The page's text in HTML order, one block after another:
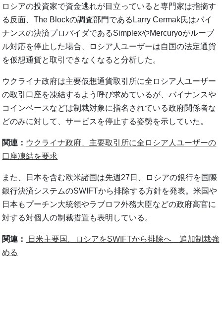
ロシアの投資家で資金逃れが目立っていると専門家は指摘す
る反面、The Blockの調査部門であるLarry Cermak氏はバイ
ナンスの決済プロバイダであるSimplexやMercuryoがルーブ
ル対応を停止した場合、ロシア人ユーザーは自国の法定通貨
を仮想通貨と取引できなくなると分析した。
ウクライナ政府は主要仮想通貨取引所に全ロシア人ユーザー
の取引口座を凍結するよう呼び求めているが、バイナンスや
コインベースなどは制裁対象に指名されている政府関係者な
どのみに対して、サービスを停止する姿勢を示していた。
関連： ウクライナ政府、主要取引所に全ロシア人ユーザーの
口座凍結を要求
また、日本を含む欧米諸国は先週27日、ロシアの銀行を国際
銀行決済システムのSWIFTから排除する方針を発表。米国や
日本もプーチン大統領やラブロフ外務大臣などの政府高官に
対する対個人の制裁措置も表明している。
関連：
日米主要国、ロシアをSWIFTから排除へ 追加制裁強
める